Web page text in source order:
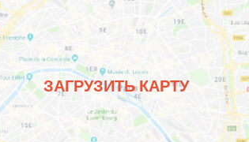
ЗАГРУЗИТЬ КАРТУ